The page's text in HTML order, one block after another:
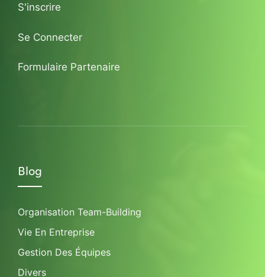
S'inscrire
Se Connecter
Formulaire Partenaire
Blog
Organisation Team-Building
Vie En Entreprise
Gestion Des Équipes
Divers